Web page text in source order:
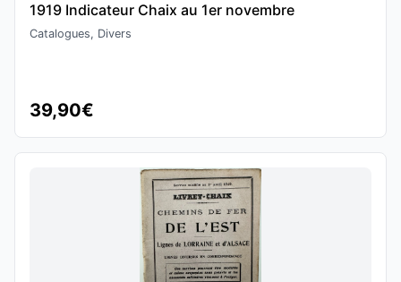
1919 Indicateur Chaix au 1er novembre
Catalogues, Divers
39,90€